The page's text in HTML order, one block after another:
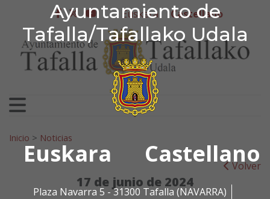
Ayuntamiento de
Tafalla/Tafallako Udala
Euskara Castellano
Plaza Navarra 5 - 31300 Tafalla (NAVARRA)
Ir al contenido
Ayuntamiento de
facebook
twitter
youtube
Euskera Castellano
Search for:
Inicio > Noticias
Volver
17 de junio de 2024